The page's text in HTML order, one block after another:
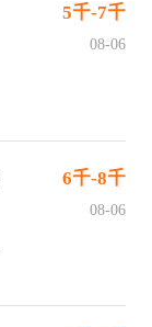
5千-7千
08-06
6千-8千
08-06